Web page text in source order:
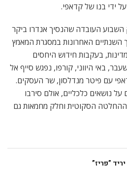
ידי בנו של קדאפי.
העובדה שהנסיך אנדרו ביקר
השנתיים האחרונות במסגרת המאמץ
בעקבות חידוש היחסים
באי היווני, קורפו, נפגש סייף אל
עם פיטר מנדלסון, שר העסקים.
על נושאים כלכליים, אולם סירבו
הסקוטית וחלק מחמאות גם
”פריז”